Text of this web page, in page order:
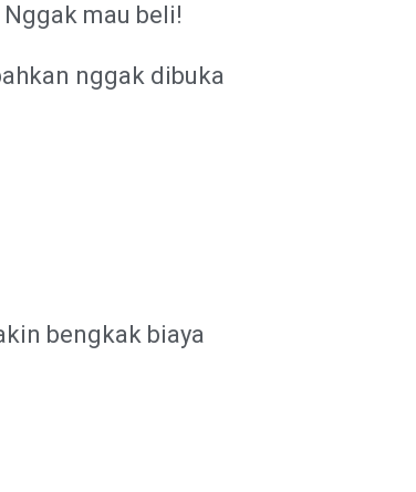
mau beli!
nggak dibuka
bengkak biaya